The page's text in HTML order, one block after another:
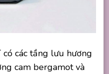
các tầng lưu hương
cam bergamot và